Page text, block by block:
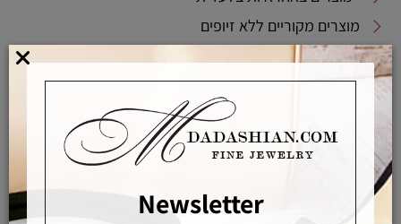
מוצרים מקוריים ללא זיופים
משלוחים מהירים
אפשרויות החלפה / החזרה
אחראיות בלעדית משלוחים מהירים רכישה מאובטחת Newsletter